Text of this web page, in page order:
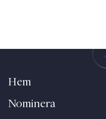
Hem
Nominera